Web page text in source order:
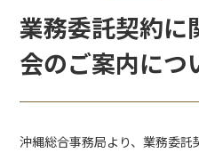
業務委託契約に
会のご案内につ
沖縄総合事務局より、業務委